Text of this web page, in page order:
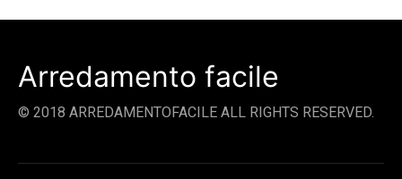
Arredamento facile
© 2018 ARREDAMENTOFACILE ALL RIGHTS RESERVED.